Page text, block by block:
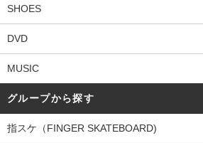
SHOES
DVD
MUSIC
グループから探す
指スケ（FINGER SKATEBOARD)